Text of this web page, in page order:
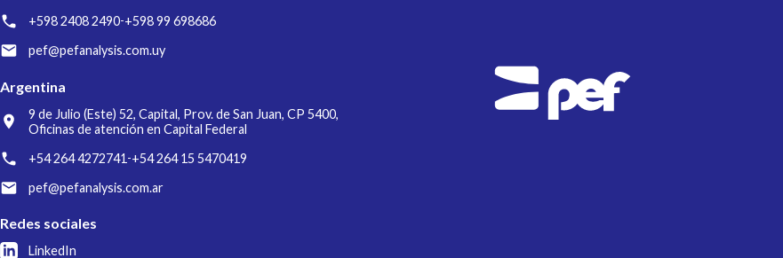
+598 2408 2490-+598 99 698686
pef@pefanalysis.com.uy
Argentina
9 de Julio (Este) 52, Capital, Prov. de San Juan, CP 5400,
Oficinas de atención en Capital Federal
+54 264 4272741-+54 264 15 5470419
pef@pefanalysis.com.ar
Redes sociales
LinkedIn